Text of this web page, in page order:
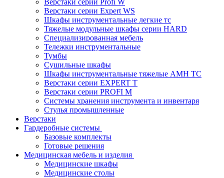
Верстаки серии Profi W
Верстаки серии Expert WS
Шкафы инструментальные легкие тс
Тяжелые модульные шкафы серии HARD
Cпециализированная мебель
Тележки инструментальные
Тумбы
Cушильные шкафы
Шкафы инструментальные тяжелые AMH TC
Верстаки серии EXPERT T
Верстаки серии PROFI M
Системы хранения инструмента и инвентаря
Стулья промышленные
Верстаки
Гардеробные системы
Базовые комплекты
Готовые решения
Медицинская мебель и изделия
Медицинские шкафы
Медицинские столы